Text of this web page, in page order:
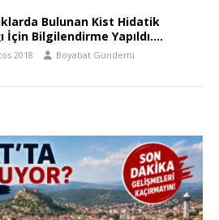
Bulunan Kist Hidatik
İçin Bilgilendirme Yapıldı….
2018 Boyabat Gündemi